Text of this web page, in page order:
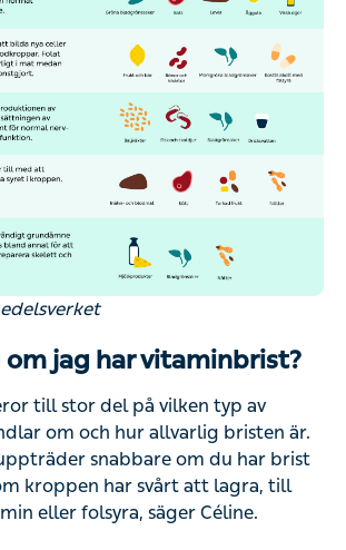
om jag har vitaminbrist?
till stor del på vilken typ av
om och hur allvarlig bristen är.
snabbare om du har brist
kroppen har svårt att lagra, till
eller folsyra, säger Céline.